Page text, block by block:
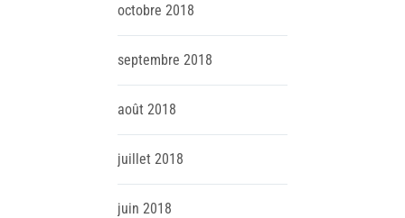
octobre 2018
septembre 2018
août 2018
juillet 2018
juin 2018